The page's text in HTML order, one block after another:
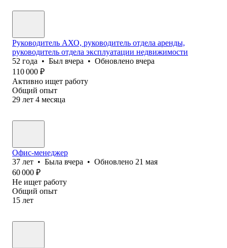
Руководитель АХО, руководитель отдела аренды,
руководитель отдела эксплуатации недвижимости
52 года • Был вчера • Обновлено вчера
110 000 ₽
Активно ищет работу
Общий опыт
29 лет 4 месяца
Офис-менеджер
37 лет • Была вчера • Обновлено 21 мая
60 000 ₽
Не ищет работу
Общий опыт
15 лет